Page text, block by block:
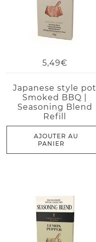
5,49€
Japanese style pot
Smoked BBQ |
Seasoning Blend
Refill
AJOUTER AU
PANIER